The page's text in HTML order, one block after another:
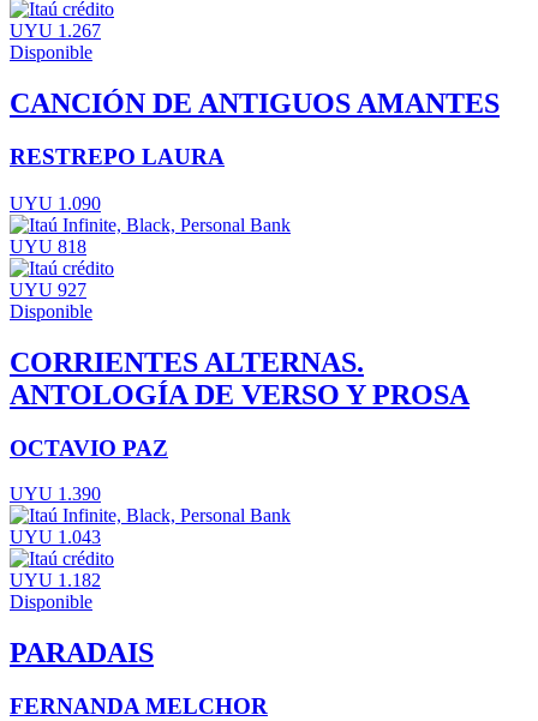
UYU 1.267
Disponible
CANCIÓN DE ANTIGUOS AMANTES
RESTREPO LAURA
UYU 1.090
UYU 818
UYU 927
Disponible
CORRIENTES ALTERNAS.
ANTOLOGÍA DE VERSO Y PROSA
OCTAVIO PAZ
UYU 1.390
UYU 1.043
UYU 1.182
Disponible
PARADAIS
FERNANDA MELCHOR